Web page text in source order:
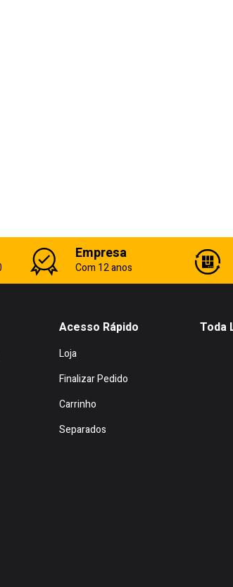
Empresa
Com 12 anos
Acesso Rápido
Loja
Finalizar Pedido
Carrinho
Separados
Toda